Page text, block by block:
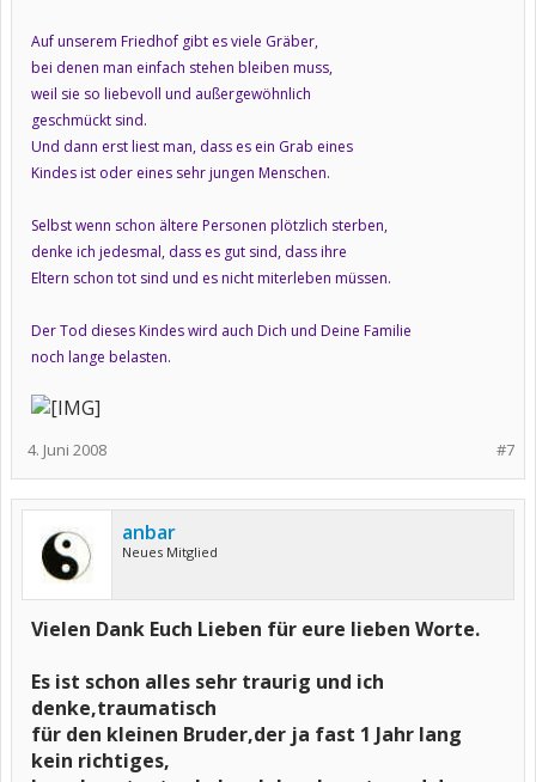
Auf unserem Friedhof gibt es viele Gräber,
bei denen man einfach stehen bleiben muss,
weil sie so liebevoll und außergewöhnlich
geschmückt sind.
Und dann erst liest man, dass es ein Grab eines
Kindes ist oder eines sehr jungen Menschen.
Selbst wenn schon ältere Personen plötzlich sterben,
denke ich jedesmal, dass es gut sind, dass ihre
Eltern schon tot sind und es nicht miterleben müssen.
Der Tod dieses Kindes wird auch Dich und Deine Familie
noch lange belasten.
#7
4. Juni 2008
anbar
Neues Mitglied
Vielen Dank Euch Lieben für eure lieben Worte.
Es ist schon alles sehr traurig und ich
denke,traumatisch
für den kleinen Bruder,der ja fast 1 Jahr lang
kein richtiges,